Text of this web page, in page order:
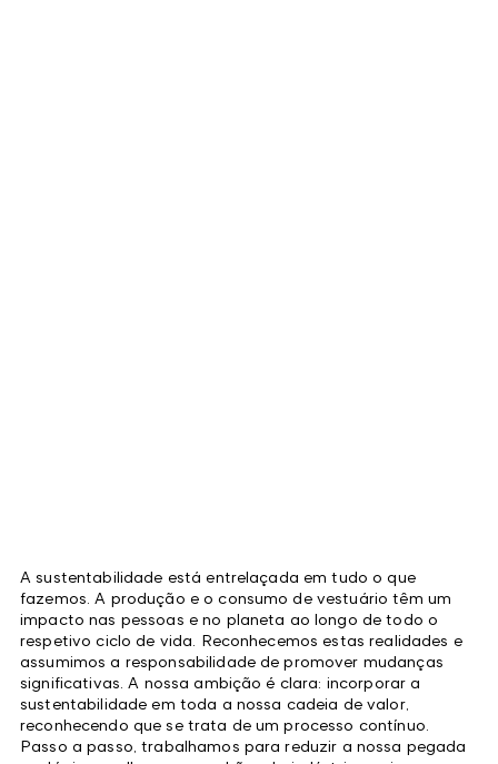
A sustentabilidade está entrelaçada em tudo o que
fazemos. A produção e o consumo de vestuário têm um
impacto nas pessoas e no planeta ao longo de todo o
respetivo ciclo de vida. Reconhecemos estas realidades e
assumimos a responsabilidade de promover mudanças
significativas. A nossa ambição é clara: incorporar a
sustentabilidade em toda a nossa cadeia de valor,
reconhecendo que se trata de um processo contínuo.
Passo a passo, trabalhamos para reduzir a nossa pegada